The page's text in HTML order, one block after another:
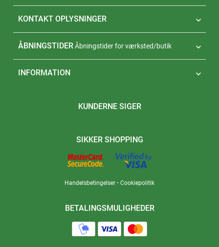
KONTAKT OPLYSNINGER 
ÅBNINGSTIDER 
Åbningstider for værksted/butik
INFORMATION 
KUNDERNE SIGER
SIKKER SHOPPING
Handelsbetingelser - Cookiepolitik
BETALINGSMULIGHEDER